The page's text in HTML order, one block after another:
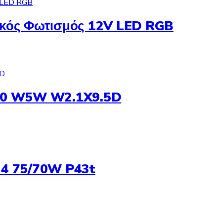
Φωτισμός 12V LED RGB
W5W W2.1X9.5D
75/70W P43t